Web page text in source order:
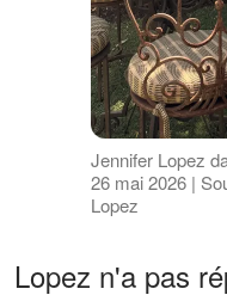
Jennifer Lopez
26 mai 2026 |
Lopez
Lopez n'a pas